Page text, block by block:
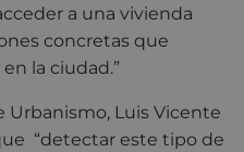
a una vivienda
concretas que
la ciudad.”
Urbanismo, Luis Vicente
“detectar este tipo de